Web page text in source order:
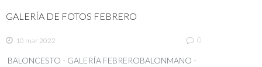
GALERÍA DE FOTOS FEBRERO
10 mar 2022 0
BALONCESTO - GALERÍA FEBREROBALONMANO -